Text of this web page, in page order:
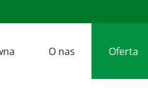
O nas Oferta